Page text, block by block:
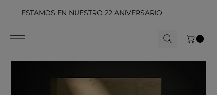
ESTAMOS EN NUESTRO 22 ANIVERSARIO